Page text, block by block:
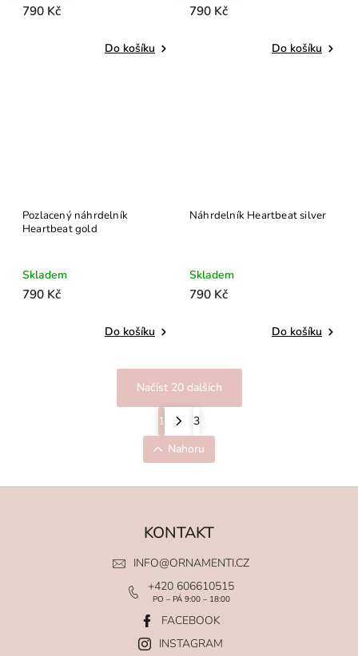
790 Kč
Do košíku
790 Kč
Do košíku
Pozlacený náhrdelník
Heartbeat gold
Skladem
790 Kč
Do košíku
Náhrdelník Heartbeat silver
Skladem
790 Kč
Do košíku
Načíst 20 dalších
1
3
Nahoru
KONTAKT
INFO@ORNAMENTI.CZ
+420 606610515
PO – PÁ 9:00 – 18:00
FACEBOOK
INSTAGRAM